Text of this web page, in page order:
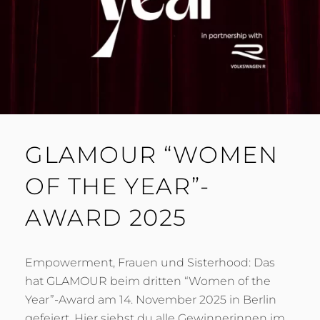
GLAMOUR “WOMEN
OF THE YEAR”-
AWARD 2025
Empowerment, Frauen und Sisterhood: Das
hat GLAMOUR beim dritten “Women of the
Year”-Award am 14. November 2025 in Berlin